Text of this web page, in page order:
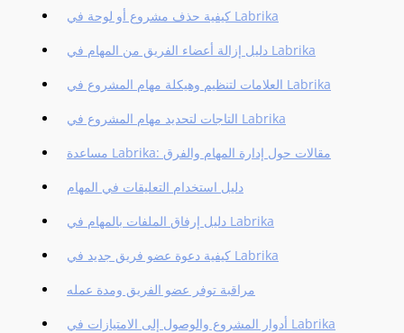
كيفية حذف مشروع أو لوحة في Labrika
دليل إزالة أعضاء الفريق من المهام في Labrika
العلامات لتنظيم وهيكلة مهام المشروع في Labrika
التاجات لتحديد مهام المشروع في Labrika
مساعدة Labrika: مقالات حول إدارة المهام والفرق
دليل استخدام التعليقات في المهام
دليل إرفاق الملفات بالمهام في Labrika
كيفية دعوة عضو فريق جديد في Labrika
مراقبة توفر عضو الفريق ومدة عمله
أدوار المشروع والوصول إلى الامتيازات في Labrika